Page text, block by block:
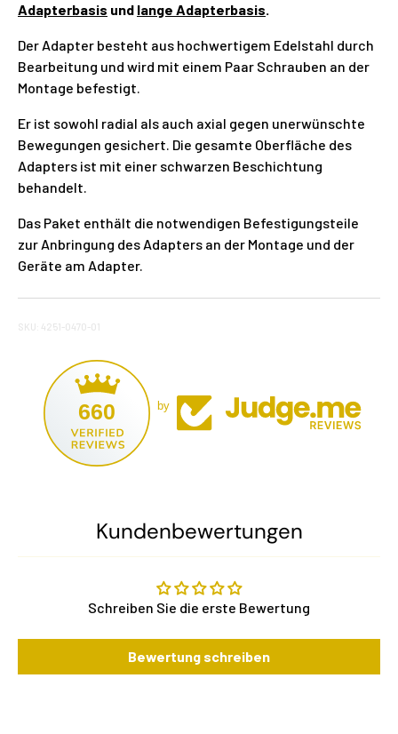
Adapterbasis und lange Adapterbasis.
Der Adapter besteht aus hochwertigem Edelstahl durch
Bearbeitung und wird mit einem Paar Schrauben an der
Montage befestigt.
Er ist sowohl radial als auch axial gegen unerwünschte
Bewegungen gesichert. Die gesamte Oberfläche des
Adapters ist mit einer schwarzen Beschichtung
behandelt.
Das Paket enthält die notwendigen Befestigungsteile
zur Anbringung des Adapters an der Montage und der
Geräte am Adapter.
SKU: 4251-0470-01
660 by
Kundenbewertungen
Schreiben Sie die erste Bewertung
Bewertung schreiben